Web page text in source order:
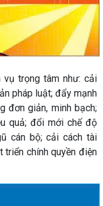
trọng tâm như: cải
pháp luật; đẩy mạnh
đơn giản, minh bạch;
quả; đổi mới chế độ
cán bộ; cải cách tài
triển chính quyền điện